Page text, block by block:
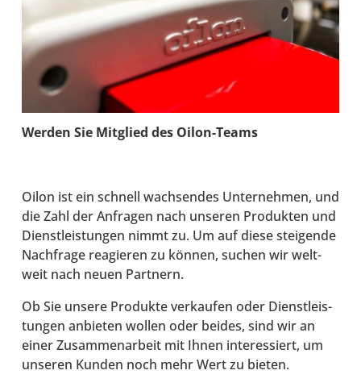
Werden Sie Mit­glied des Oilon-​Teams
Oilon ist ein schnell wach­sen­des Unter­neh­men, und
die Zahl der Anfra­gen nach unseren Pro­duk­ten und
Dienst­leis­tun­gen nimmt zu. Um auf diese stei­gende
Nach­frage reagie­ren zu können, suchen wir welt­
weit nach neuen Part­nern.
Ob Sie unsere Pro­dukte ver­kau­fen oder Dienst­leis­
tun­gen anbie­ten wollen oder beides, sind wir an
einer Zusam­men­ar­beit mit Ihnen inter­es­siert, um
unseren Kunden noch mehr Wert zu bieten.